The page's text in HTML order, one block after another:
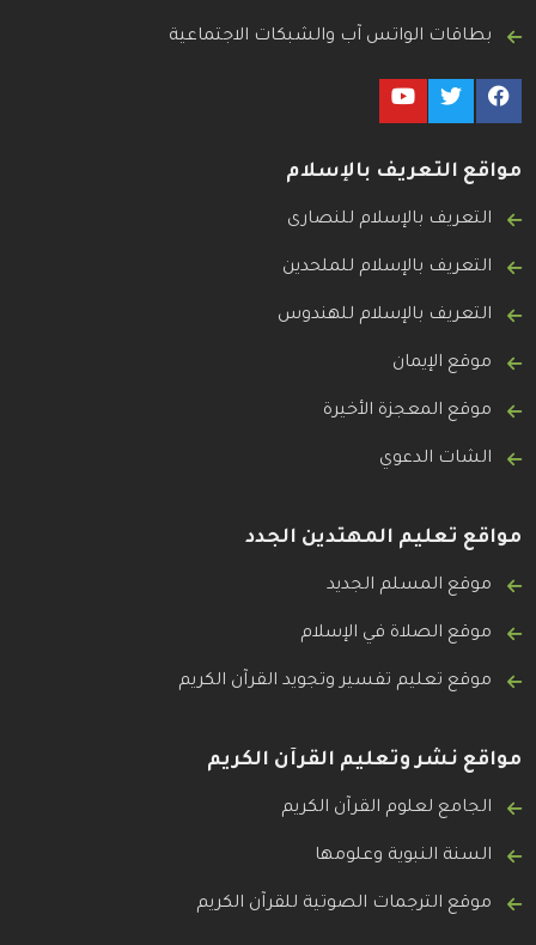
بطاقات الواتس آب والشبكات الاجتماعية
مواقع التعريف بالإسلام
التعريف بالإسلام للنصارى
التعريف بالإسلام للملحدين
التعريف بالإسلام للهندوس
موقع الإيمان
موقع المعجزة الأخيرة
الشات الدعوي
مواقع تعليم المهتدين الجدد
موقع المسلم الجديد
موقع الصلاة في الإسلام
موقع تعليم تفسير وتجويد القرآن الكريم
مواقع نشر وتعليم القرآن الكريم
الجامع لعلوم القرآن الكريم
السنة النبوية وعلومها
موقع الترجمات الصوتية للقرآن الكريم